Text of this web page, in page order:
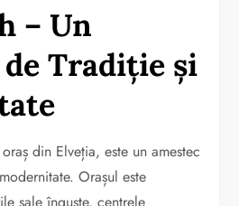
– Un
Tradiție și
din Elveția, este un amestec
Orașul este